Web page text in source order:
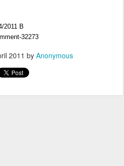
2011 B
32273
2011 by Anonymous